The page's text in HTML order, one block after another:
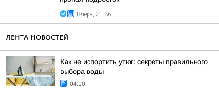
Вчера, 21:36
ЛЕНТА НОВОСТЕЙ
Как не испортить утюг: секреты правильного
выбора воды
04:10